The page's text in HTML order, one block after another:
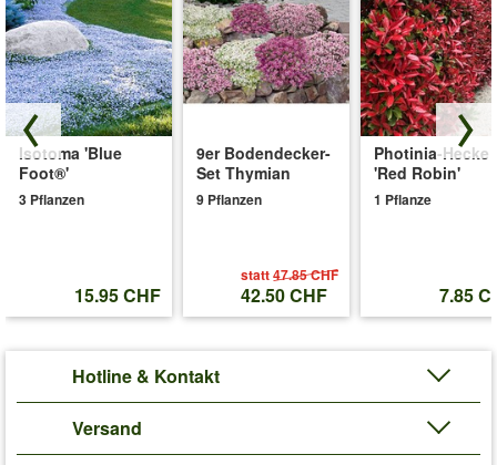
Isotoma 'Blue
Foot®'
3 Pflanzen
15.95 CHF
9er Bodendecker-
Set Thymian
9 Pflanzen
statt47.85 CHF
42.50 CHF
Photinia-Hecke
'Red Robin'
1 Pflanze
7.85
Hotline & Kontakt
Versand